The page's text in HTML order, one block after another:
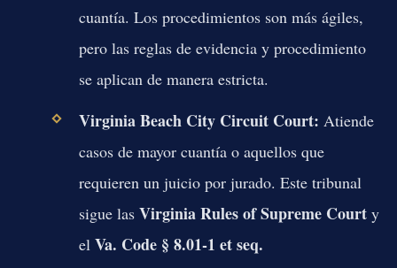
cuantía. Los procedimientos son más ágiles,
pero las reglas de evidencia y procedimiento
se aplican de manera estricta.
Virginia Beach City Circuit Court: Atiende
casos de mayor cuantía o aquellos que
requieren un juicio por jurado. Este tribunal
sigue las Virginia Rules of Supreme Courty
el Va. Code § 8.01-1 et seq.